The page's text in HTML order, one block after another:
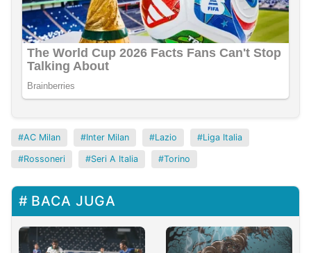
AC Milan Inter Milan Lazio Liga Italia
Rossoneri Seri A Italia Torino
BACA JUGA